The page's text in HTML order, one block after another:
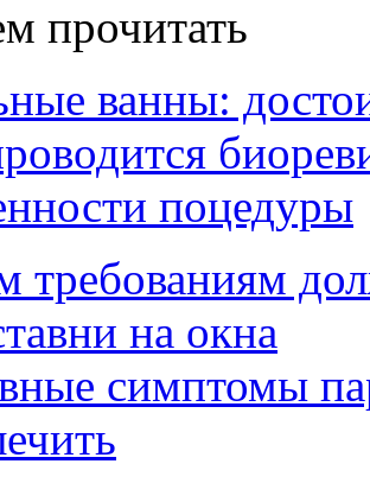
прочитать
ванны:
поцедуры
требованиям
на окна
симптомы